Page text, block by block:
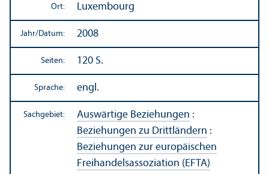
Ort: Luxembourg
Jahr/Datum: 2008
Seiten: 120 S.
Sprache: engl.
Sachgebiet: Auswärtige Beziehungen :
Beziehungen zu Drittländern :
Beziehungen zur europäischen
Freihandels­assoziation (EFTA)